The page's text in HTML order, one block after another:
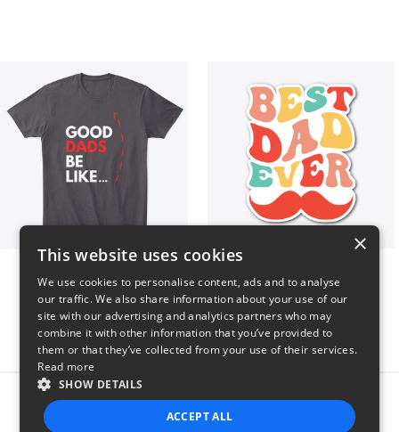
$35 $5
Report this product
×
This website uses cookies
We use cookies to personalise content, ads and to analyse
our traffic. We also share information about your use of our
site with our advertising and analytics partners who may
combine it with other information that you’ve provided to
them or that they’ve collected from your use of their services.
Read more
SHOW DETAILS
ACCEPT ALL